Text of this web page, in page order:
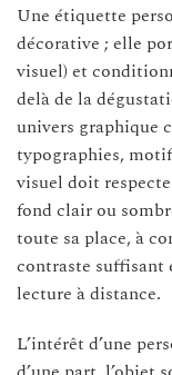
Une étiquette
décorative ; elle
visuel) et
delà de la
univers graphique
typographies,
visuel doit
fond clair ou
toute sa place, à
contraste
lecture à distance.
L’intérêt d’une